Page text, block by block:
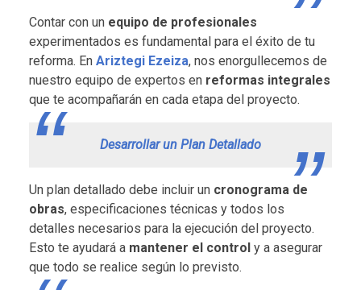
Contar con un equipo de profesionales
experimentados es fundamental para el éxito de tu
reforma. En Ariztegi Ezeiza, nos enorgullecemos de
nuestro equipo de expertos en reformas integrales
que te acompañarán en cada etapa del proyecto.
Desarrollar un Plan Detallado
Un plan detallado debe incluir un cronograma de
obras, especificaciones técnicas y todos los
detalles necesarios para la ejecución del proyecto.
Esto te ayudará a mantener el control y a asegurar
que todo se realice según lo previsto.